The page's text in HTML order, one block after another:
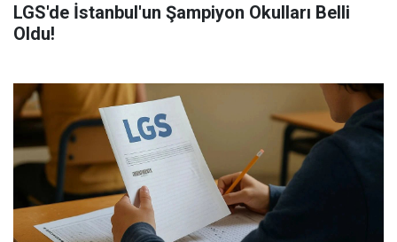
LGS'de İstanbul'un Şampiyon Okulları Belli
Oldu!